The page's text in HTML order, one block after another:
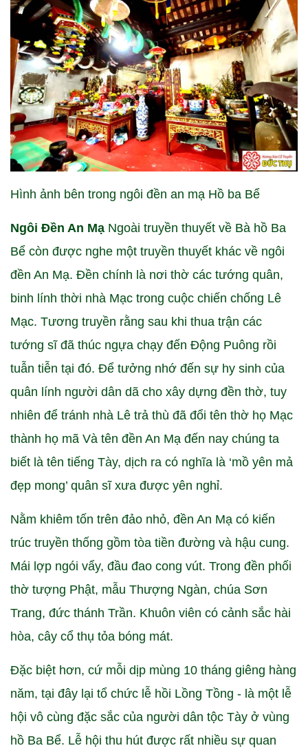
Hình ảnh bên trong ngôi đền an mạ Hồ ba Bể
Ngôi Đền An Mạ Ngoài truyền thuyết về Bà hồ Ba
Bể còn được nghe một truyền thuyết khác về ngôi
đền An Mạ. Đền chính là nơi thờ các tướng quân,
binh lính thời nhà Mạc trong cuộc chiến chống Lê
Mạc. Tương truyền rằng sau khi thua trận các
tướng sĩ đã thúc ngựa chạy đến Động Puông rồi
tuẫn tiễn tại đó. Để tưởng nhớ đến sự hy sinh của
quân lính người dân dã cho xây dựng đền thờ, tuy
nhiên để tránh nhà Lê trả thù đã đổi tên thờ họ Mạc
thành họ mã Và tên đền An Mạ đến nay chúng ta
biết là tên tiếng Tày, dịch ra có nghĩa là ‘mồ yên mả
đẹp mong’ quân sĩ xưa được yên nghỉ.
Nằm khiêm tốn trên đảo nhỏ, đền An Mạ có kiến
trúc truyền thống gồm tòa tiền đường và hậu cung.
Mái lợp ngói vẩy, đầu đao cong vút. Trong đền phối
thờ tượng Phật, mẫu Thượng Ngàn, chúa Sơn
Trang, đức thánh Trần. Khuôn viên có cảnh sắc hài
hòa, cây cổ thụ tỏa bóng mát.
Đặc biệt hơn, cứ mỗi dịp mùng 10 tháng giêng hàng
năm, tại đây lại tổ chức lễ hồi Lồng Tồng - là một lễ
hội vô cùng đặc sắc của người dân tộc Tày ở vùng
hồ Ba Bể. Lễ hội thu hút được rất nhiều sự quan